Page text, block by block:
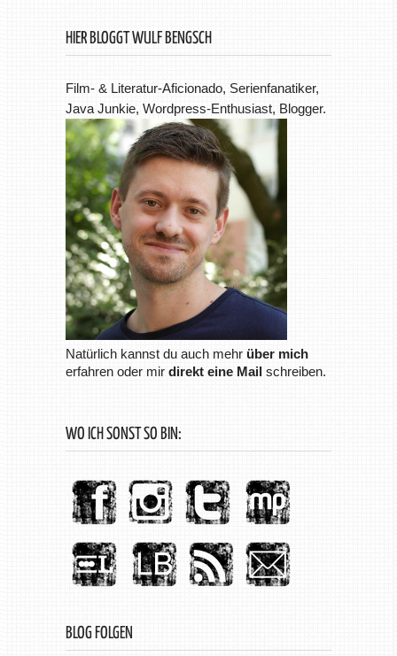
HIER BLOGGT WULF BENGSCH
Film- & Literatur-Aficionado, Serienfanatiker,
Java Junkie, Wordpress-Enthusiast, Blogger.
Natürlich kannst du auch mehr über mich
erfahren oder mir direkt eine Mailschreiben.
WO ICH SONST SO BIN:
BLOG FOLGEN